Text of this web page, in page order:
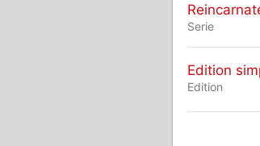
Serie
Edition
Edition